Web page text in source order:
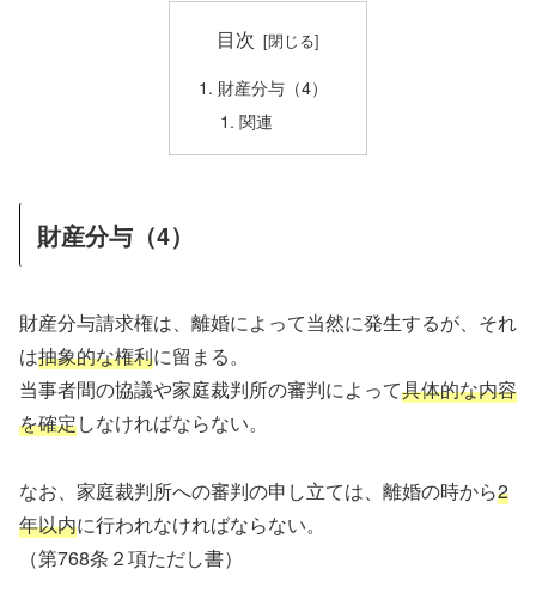
目次
財産分与（4）
関連
財産分与（4）
財産分与請求権は、離婚によって当然に発生するが、それ
は抽象的な権利に留まる。
当事者間の協議や家庭裁判所の審判によって具体的な内容
を確定しなければならない。
なお、家庭裁判所への審判の申し立ては、離婚の時から2
年以内に行われなければならない。
（第768条２項ただし書）